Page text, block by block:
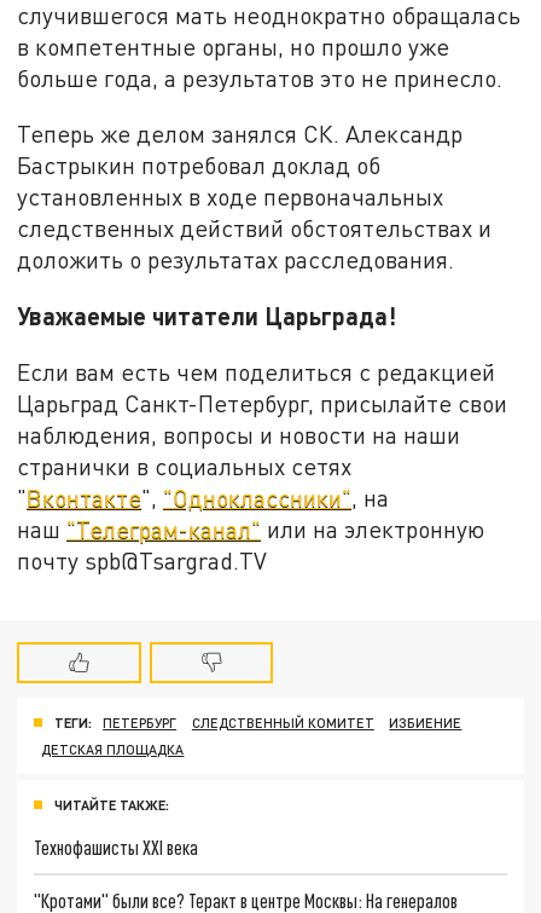
случившегося мать неоднократно обращалась
в компетентные органы, но прошло уже
больше года, а результатов это не принесло.
Теперь же делом занялся СК. Александр
Бастрыкин потребовал доклад об
установленных в ходе первоначальных
следственных действий обстоятельствах и
доложить о результатах расследования.
Уважаемые читатели Царьграда!
Если вам есть чем поделиться с редакцией
Царьград Санкт-Петербург, присылайте свои
наблюдения, вопросы и новости на наши
странички в социальных сетях
"Вконтакте", "Одноклассники" , на
наш "Телеграм-канал" или на электронную
почту spb@Tsargrad.TV
ТЕГИ: ПЕТЕРБУРГ СЛЕДСТВЕННЫЙ КОМИТЕТ
ИЗБИЕНИЕ
ДЕТСКАЯ ПЛОЩАДКА
ЧИТАЙТЕ ТАКЖЕ:
Технофашисты XXI века
"Кротами" были все? Теракт в центре Москвы: На генералов